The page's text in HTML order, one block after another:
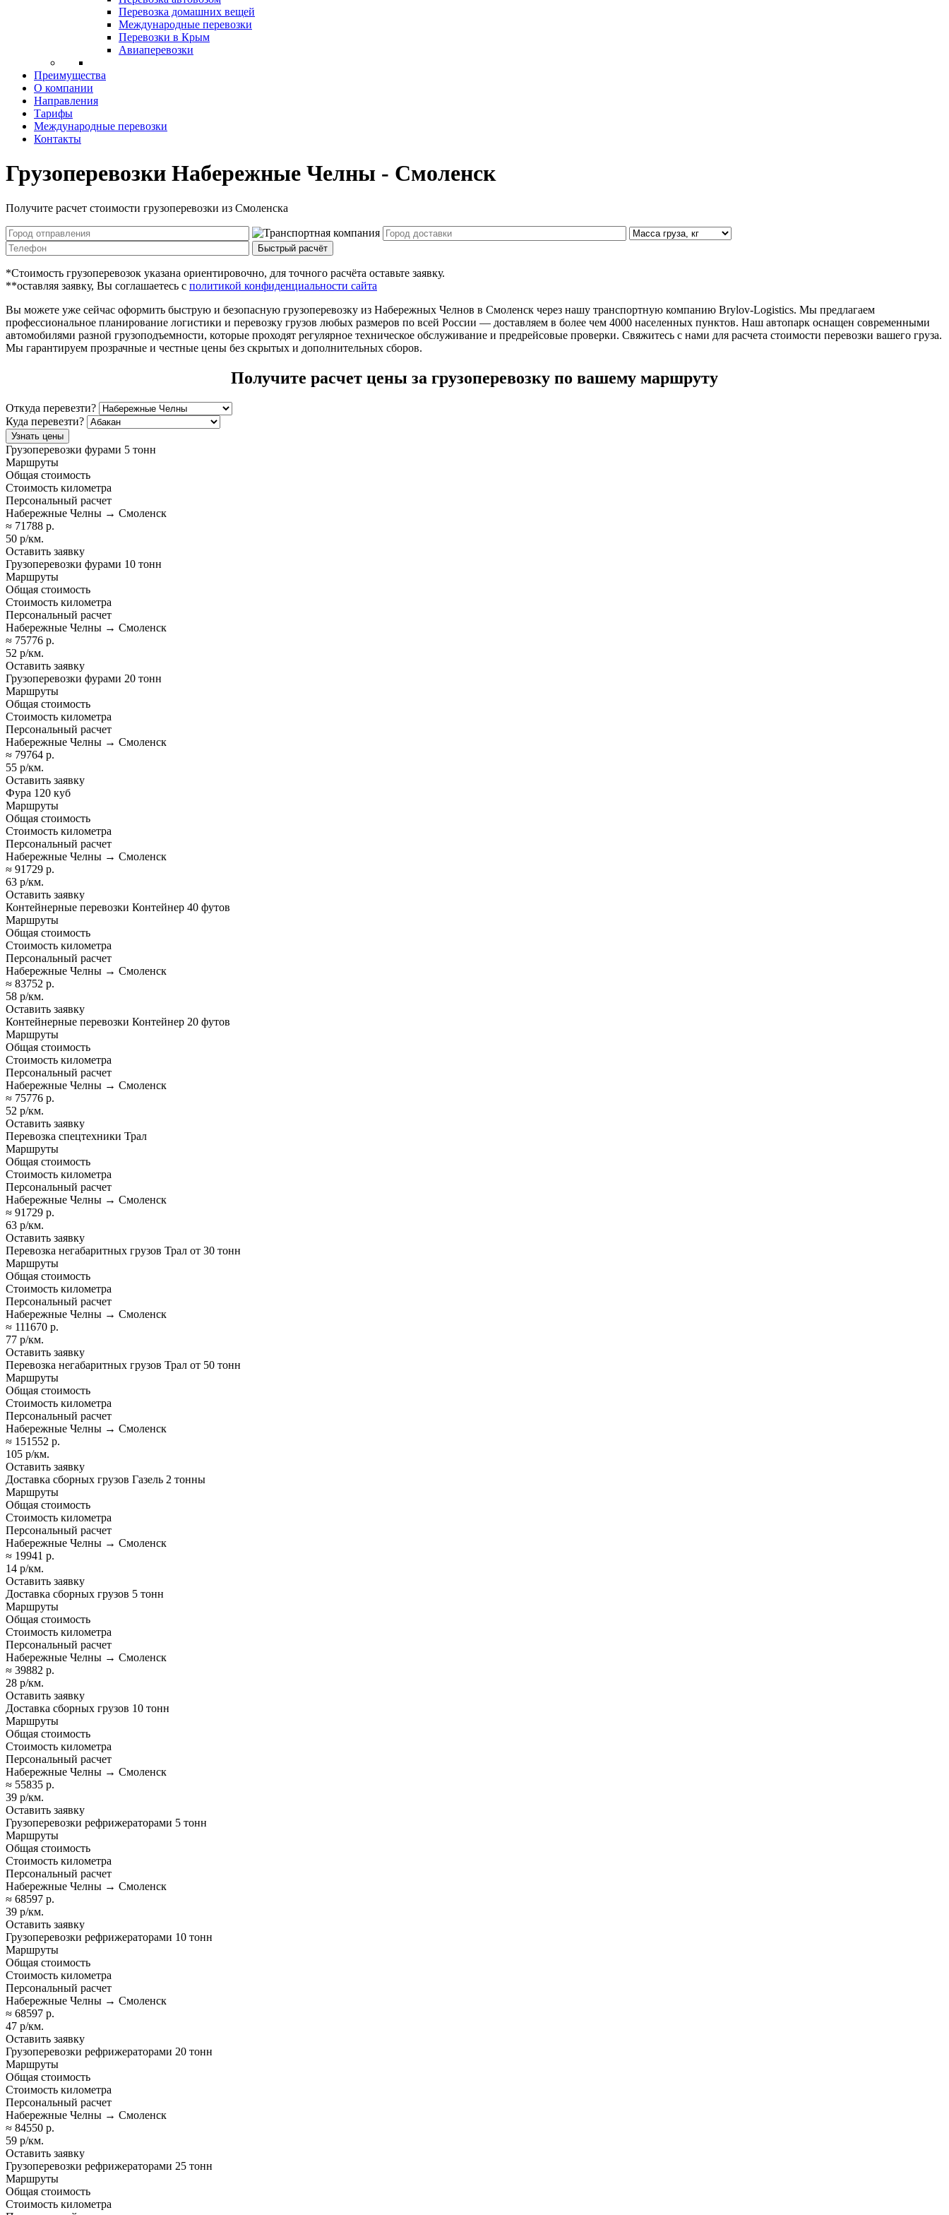
Перевозка домашних вещей
Международные перевозки
Перевозки в Крым
Авиаперевозки
Преимущества
О компании
Направления
Тарифы
Международные перевозки
Контакты
Грузоперевозки Набережные Челны - Смоленск
Получите расчет стоимости грузоперевозки из Смоленска
Быстрый расчёт
*Стоимость грузоперевозок указана ориентировочно, для точного расчёта оставьте заявку.
**оставляя заявку, Вы соглашаетесь с политикой конфиденциальности сайта
Вы можете уже сейчас оформить быструю и безопасную грузоперевозку из Набережных Челнов в Смоленск через нашу транспортную компанию Brylov-Logistics. Мы предлагаем
профессиональное планирование логистики и перевозку грузов любых размеров по всей России — доставляем в более чем 4000 населенных пунктов. Наш автопарк оснащен современными
автомобилями разной грузоподъемности, которые проходят регулярное техническое обслуживание и предрейсовые проверки. Свяжитесь с нами для расчета стоимости перевозки вашего груза.
Мы гарантируем прозрачные и честные цены без скрытых и дополнительных сборов.
Получите расчет цены за грузоперевозку по вашему маршруту
Откуда перевезти?
Куда перевезти?
Узнать цены
Грузоперевозки фурами 5 тонн
Маршруты
Общая стоимость
Стоимость километра
Персональный расчет
Набережные Челны → Смоленск
≈ 71788 р.
50 р/км.
Оставить заявку
Грузоперевозки фурами 10 тонн
Маршруты
Общая стоимость
Стоимость километра
Персональный расчет
Набережные Челны → Смоленск
≈ 75776 р.
52 р/км.
Оставить заявку
Грузоперевозки фурами 20 тонн
Маршруты
Общая стоимость
Стоимость километра
Персональный расчет
Набережные Челны → Смоленск
≈ 79764 р.
55 р/км.
Оставить заявку
Фура 120 куб
Маршруты
Общая стоимость
Стоимость километра
Персональный расчет
Набережные Челны → Смоленск
≈ 91729 р.
63 р/км.
Оставить заявку
Контейнерные перевозки Контейнер 40 футов
Маршруты
Общая стоимость
Стоимость километра
Персональный расчет
Набережные Челны → Смоленск
≈ 83752 р.
58 р/км.
Оставить заявку
Контейнерные перевозки Контейнер 20 футов
Маршруты
Общая стоимость
Стоимость километра
Персональный расчет
Набережные Челны → Смоленск
≈ 75776 р.
52 р/км.
Оставить заявку
Перевозка спецтехники Трал
Маршруты
Общая стоимость
Стоимость километра
Персональный расчет
Набережные Челны → Смоленск
≈ 91729 р.
63 р/км.
Оставить заявку
Перевозка негабаритных грузов Трал от 30 тонн
Маршруты
Общая стоимость
Стоимость километра
Персональный расчет
Набережные Челны → Смоленск
≈ 111670 р.
77 р/км.
Оставить заявку
Перевозка негабаритных грузов Трал от 50 тонн
Маршруты
Общая стоимость
Стоимость километра
Персональный расчет
Набережные Челны → Смоленск
≈ 151552 р.
105 р/км.
Оставить заявку
Доставка сборных грузов Газель 2 тонны
Маршруты
Общая стоимость
Стоимость километра
Персональный расчет
Набережные Челны → Смоленск
≈ 19941 р.
14 р/км.
Оставить заявку
Доставка сборных грузов 5 тонн
Маршруты
Общая стоимость
Стоимость километра
Персональный расчет
Набережные Челны → Смоленск
≈ 39882 р.
28 р/км.
Оставить заявку
Доставка сборных грузов 10 тонн
Маршруты
Общая стоимость
Стоимость километра
Персональный расчет
Набережные Челны → Смоленск
≈ 55835 р.
39 р/км.
Оставить заявку
Грузоперевозки рефрижераторами 5 тонн
Маршруты
Общая стоимость
Стоимость километра
Персональный расчет
Набережные Челны → Смоленск
≈ 68597 р.
39 р/км.
Оставить заявку
Грузоперевозки рефрижераторами 10 тонн
Маршруты
Общая стоимость
Стоимость километра
Персональный расчет
Набережные Челны → Смоленск
≈ 68597 р.
47 р/км.
Оставить заявку
Грузоперевозки рефрижераторами 20 тонн
Маршруты
Общая стоимость
Стоимость километра
Персональный расчет
Набережные Челны → Смоленск
≈ 84550 р.
59 р/км.
Оставить заявку
Грузоперевозки рефрижераторами 25 тонн
Маршруты
Общая стоимость
Стоимость километра